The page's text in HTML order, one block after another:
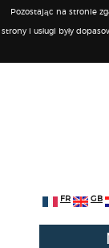
Pozostając na stronie
strony i usługi były
FR GB